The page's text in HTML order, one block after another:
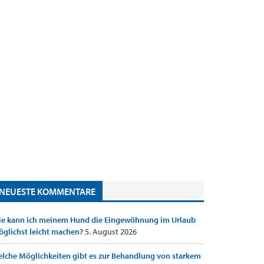
NEUESTE KOMMENTARE
kann ich meinem Hund die Eingewöhnung im Urlaub
leicht machen?5. August 2026
Möglichkeiten gibt es zur Behandlung von starkem